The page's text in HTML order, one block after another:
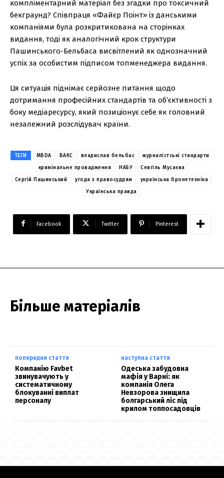
компліментарний матеріал без згадки про токсичний
бекграунд? Співпраця «Файєр Поінт» із данськими
компаніями була розкритикована на сторінках
видання, тоді як аналогічний крок структури
Пашинського-Бельбаса висвітлений як однозначний
успіх за особистим підписом топменеджера видання.
Ця ситуація піднімає серйозне питання щодо
дотримання професійних стандартів та об’єктивності з
боку медіаресурсу, який позиціонує себе як головний
незалежний розслідувач країни.
ТЕГИ MBDA ВАКС владислав бельбас
журналістські стандарти
кримінальне провадження
НАБУ
Севгіль Мусаєва
Сергій Пашинський
угода з правосуддям
українська бронетехніка
Українська правда
Facebook Twitter Pinterest
Більше матеріалів
попередня стаття
Компанію Favbet
звинувачують у
систематичному
блокуванні виплат
персоналу
наступна стаття
Одеська забудовна
мафія у Варні: як
компанія Олега
Невзорова знищила
болгарський ліс під
крилом топпосадовців